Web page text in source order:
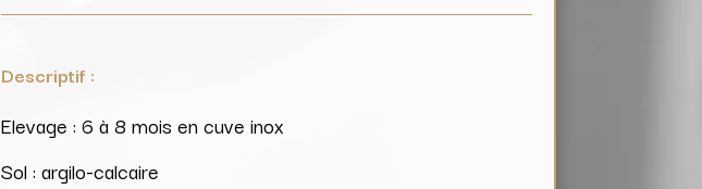
Descriptif :
Elevage : 6 à 8 mois en cuve inox
Sol : argilo-calcaire